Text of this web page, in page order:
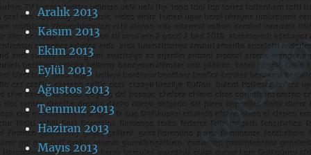
Aralık 2013
Kasım 2013
Ekim 2013
Eylül 2013
Ağustos 2013
Temmuz 2013
Haziran 2013
Mayıs 2013